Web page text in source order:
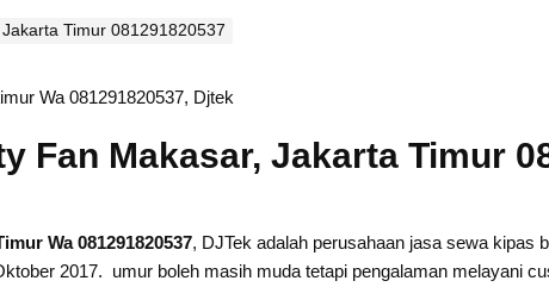
Timur 081291820537
Fan Makasar, Jakarta Timur
Wa 081291820537, DJTek adalah perusahaan jasa sewa kipas
2017. umur boleh masih muda tetapi pengalaman melayani